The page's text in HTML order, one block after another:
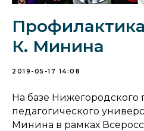
К. Минина
2019-05-17 14:08
На базе Нижегородского
педагогического
Минина в рамках